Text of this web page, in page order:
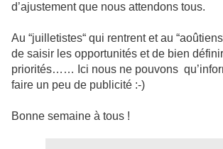
d’ajustement que nous attendons tous.
Au “juilletistes“ qui rentrent et au
de saisir les opportunités et de bien
priorités…… Ici nous ne pouvons
faire un peu de publicité :-)
Bonne semaine à tous !